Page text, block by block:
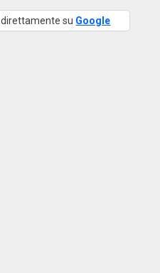
direttamente su Google